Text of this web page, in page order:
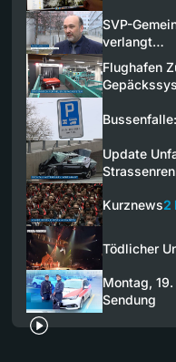
SVP-
verlangt…
Flughafen
Update
Kurznews2
Tödlicher
Montag,
Sendung